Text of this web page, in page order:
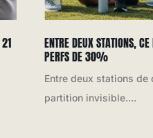
ENTRE DEUX STATIONS,
PERFS DE 30%
Entre deux stations
partition invisible....